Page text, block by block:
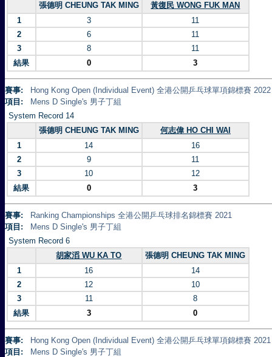
張德明 CHEUNG TAK MING
黃復民 WONG FUK MAN
1
3
11
2
6
11
3
8
11
結果
0 3
賽事:
Hong Kong Open (Individual Event) 全港公開乒乓球單項錦標賽 2022
項目:
Mens D Single's 男子丁組
System Record 14
張德明 CHEUNG TAK MING
何志偉 HO CHI WAI
1
14
16
2
9
11
3
10
12
結果
0 3
賽事:
Ranking Championships 全港公開乒乓球排名錦標賽 2021
項目:
Mens D Single's 男子丁組
System Record 6
胡家滔 WU KA TO
張德明 CHEUNG TAK MING
1
16
14
2
12
10
3
11
8
結果
3 0
賽事:
Hong Kong Open (Individual Event) 全港公開乒乓球單項錦標賽 2021
項目:
Mens D Single's 男子丁組